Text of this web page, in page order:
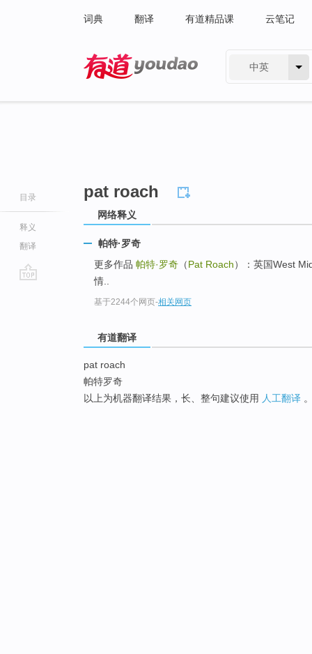
词典 翻译 有道精品课 云笔记
中英
目录
释义
翻译
pat roach
网络释义
帕特·罗奇
更多作品 帕特·罗奇 （Pat Roach）：英国West
情..
基于2244个网页-相关网页
有道翻译
pat roach
帕特罗奇
以上为机器翻译结果，长、整句建议使用 人工翻译